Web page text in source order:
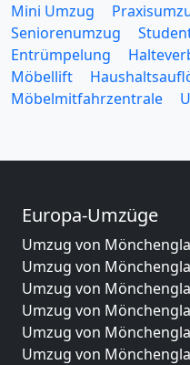
Mini Umzug
Seniorenumzug
Entrümpelung
Möbellift
Möbelmitfahrzentrale
Europa-Umzüge
Umzug von
Umzug von
Umzug von
Umzug von
Umzug von
Umzug von